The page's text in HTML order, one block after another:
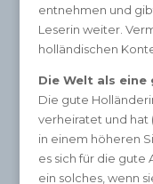
entnehmen und
Leserin weiter.
holländischen
Die Welt als
Die gute
verheiratet und hat
in einem höheren
es sich für die gute
ein solches, wenn